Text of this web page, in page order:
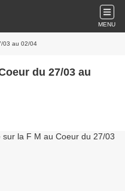
MENU
03 au 02/04
du 27/03 au